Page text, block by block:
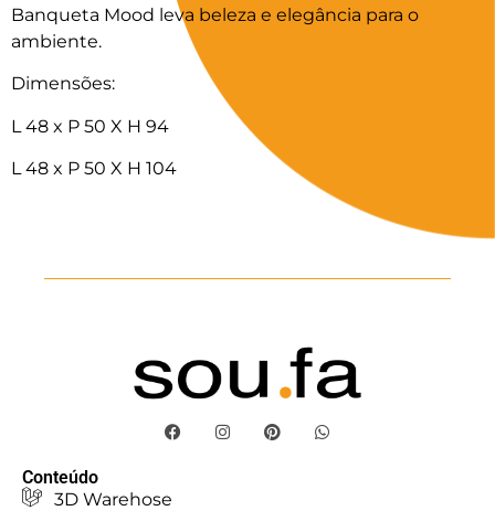
Banqueta Mood leva beleza e elegância para o
ambiente.
Dimensões:
L 48 x P 50 X H 94
L 48 x P 50 X H 104
Conteúdo
3D Warehose